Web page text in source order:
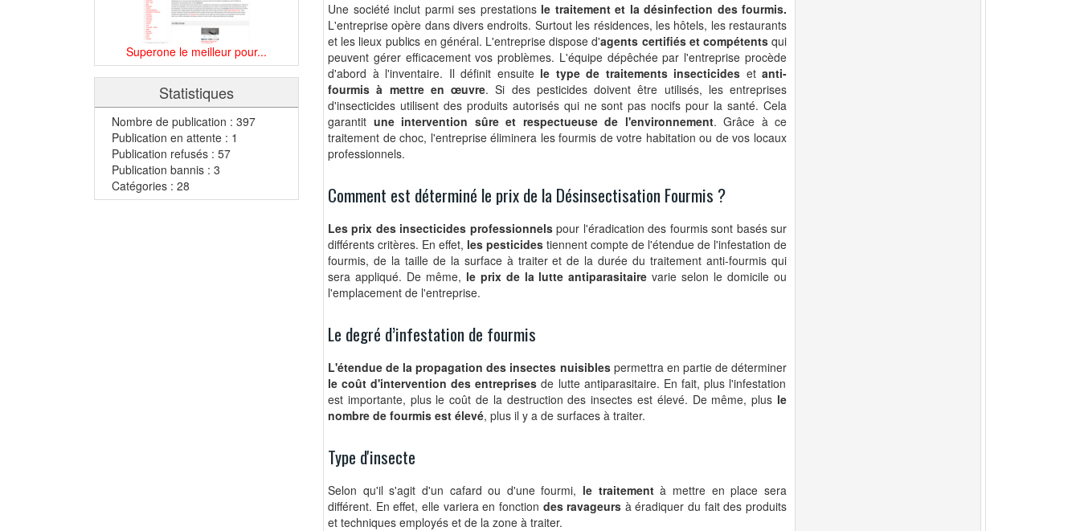
Superone le meilleur pour...
Statistiques
Nombre de publication : 397
Publication en attente : 1
Publication refusés : 57
Publication bannis : 3
Catégories : 28
Une société inclut parmi ses prestations le traitement et la désinfection des fourmis.
L'entreprise opère dans divers endroits. Surtout les résidences, les hôtels, les restaurants
et les lieux publics en général. L'entreprise dispose d'agents certifiés et compétentsqui
peuvent gérer efficacement vos problèmes. L'équipe dépêchée par l'entreprise procède
d'abord à l'inventaire. Il définit ensuitele type de traitements insecticides et anti-
fourmis à mettre en œuvre. Si des pesticides doivent être utilisés, les entreprises
d'insecticides utilisent des produits autorisés qui ne sont pas nocifs pour la santé. Cela
garantit une intervention sûre et respectueuse de l'environnement. Grâce à ce
traitement de choc, l'entreprise éliminera les fourmis de votre habitation ou de vos locaux
professionnels.
Comment est déterminé le prix de la Désinsectisation Fourmis ?
Les prix des insecticides professionnelspour l'éradication des fourmis sont basés sur
différents critères. En effet, les pesticides tiennent compte de l'étendue de l'infestation de
fourmis, de la taille de la surface à traiter et de la durée du traitement anti-fourmis qui
sera appliqué. De même, le prix de la lutte antiparasitairevarie selon le domicile ou
l'emplacement de l'entreprise.
Le degré d’infestation de fourmis
L'étendue de la propagation des insectes nuisibles permettra en partie de déterminer
le coût d'intervention des entreprisesde lutte antiparasitaire. En fait, plus l'infestation
est importante, plus le coût de la destruction des insectes est élevé. De même, plus le
nombre de fourmis est élevé, plus il y a de surfaces à traiter.
Type d'insecte
Selon qu'il s'agit d'un cafard ou d'une fourmi, le traitementà mettre en place sera
différent. En effet, elle variera en fonction des ravageurs à éradiquer du fait des produits
et techniques employés et de la zone à traiter.